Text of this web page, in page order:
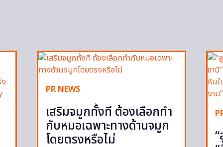
PR NEWS
เสริมจมูกทั้งที ต้องเลือกทำ
กับหมอเฉพาะทางด้านจมูก
โดยตรงหรือไม่